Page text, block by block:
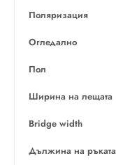
Поляризация
Огледално
Пол
Ширина на лещата
Bridge width
Дължина на ръката